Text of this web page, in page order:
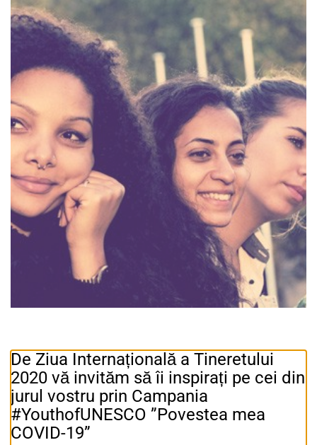
De Ziua Internațională a Tineretului
2020 vă invităm să îi inspirați pe cei din
jurul vostru prin Campania
#YouthofUNESCO ”Povestea mea
COVID-19”